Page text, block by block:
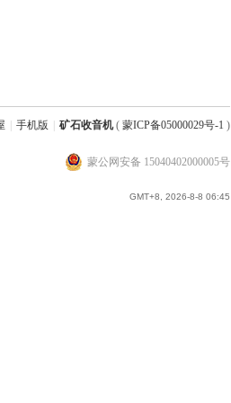
手机版 矿石收音机( 蒙ICP备05000029号-1 )
蒙公网安备 15040402000005号
GMT+8, 2026-8-8 06:45